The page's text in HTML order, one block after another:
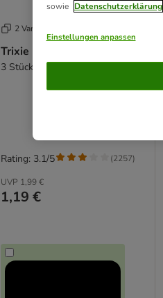
2 Varianten
Trixie Dosendeckel
3 Stück, Ø 7,6 cm
UVP 1,99 €
1,19 €
Rating: 3.1/5 (2257)
sowie Datenschutzerklärung
Einstellungen anpassen